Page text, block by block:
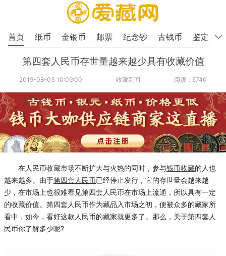
首页 纸币 金银币 邮票 纪念钞 古钱币 鉴定
第四套人民币存世量越来越少具有收藏价值
2015-08-03 10:09:00 收藏新闻 阅读：5740
在人民币收藏市场不断扩大与火热的同时，参与钱币收藏的人也
越来越多。由于第四套人民币已经停止发行，它的存世量会越来越
少，在市场上也很难看见第四套人民币在市场上流通，所以具有一定
的收藏价值。第四套人民币作为藏品入市场之初，便被众多的藏家所
看中，如今，看好这款人民币的藏家就更多了。那么，关于第四套人
民币你了解多少呢?